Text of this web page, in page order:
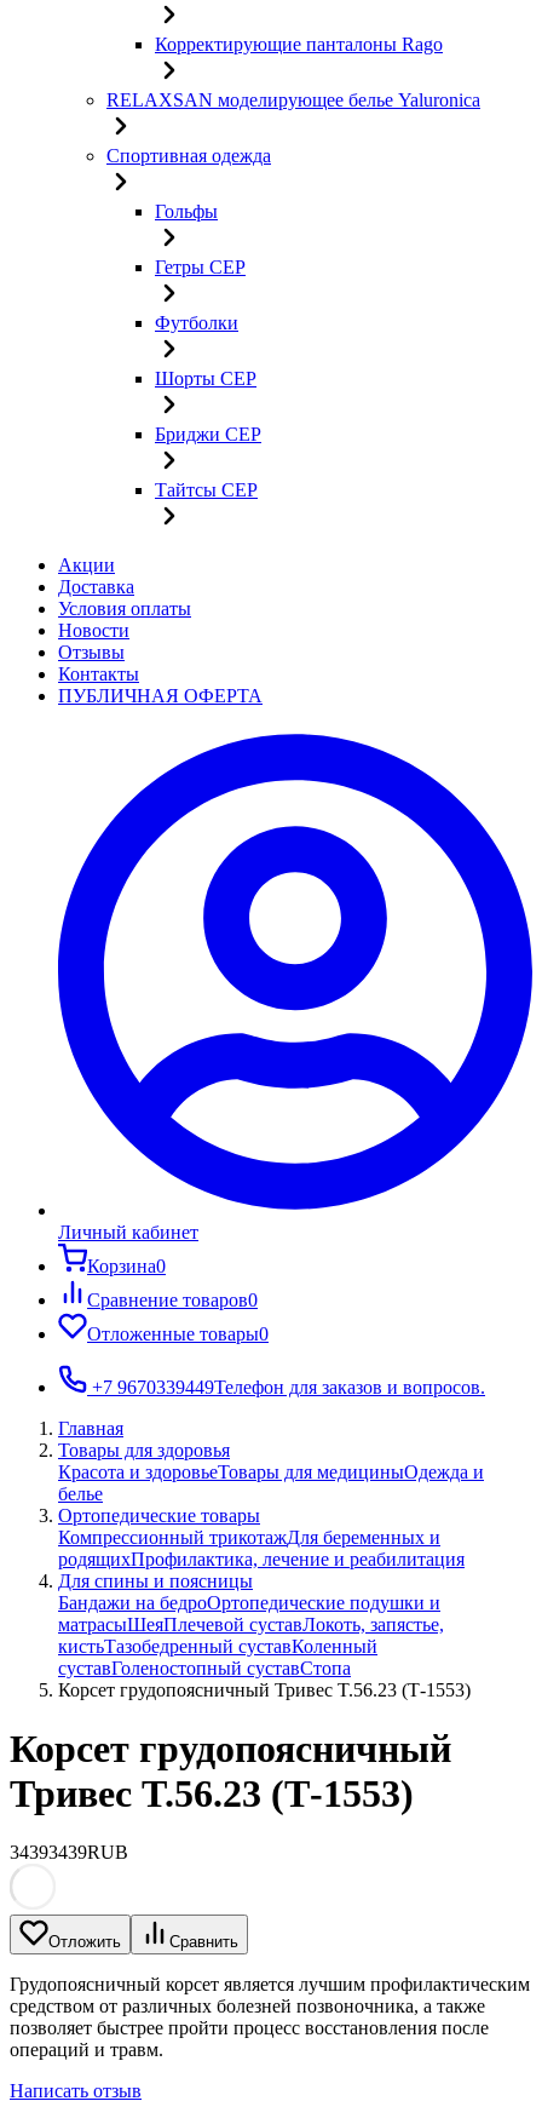
Корректирующие панталоны Rago
RELAXSAN моделирующее белье Yaluroniсa
Спортивная одежда
Гольфы
Гетры CEP
Футболки
Шорты CEP
Бриджи CEP
Тайтсы CEP
Акции
Доставка
Условия оплаты
Новости
Отзывы
Контакты
ПУБЛИЧНАЯ ОФЕРТА
Личный кабинет
Корзина0
Сравнение товаров0
Отложенные товары0
+7 9670339449Телефон для заказов и вопросов.
Главная
Товары для здоровья
Красота и здоровьеТовары для медициныОдежда и
белье
Ортопедические товары
Компрессионный трикотажДля беременных и
родящихПрофилактика, лечение и реабилитация
Для спины и поясницы
Бандажи на бедроОртопедические подушки и
матрасыШеяПлечевой суставЛокоть, запястье,
кистьТазобедренный суставКоленный
суставГоленостопный суставСтопа
Корсет грудопоясничный Тривес T.56.23 (Т-1553)
Корсет грудопоясничный
Тривес T.56.23 (Т-1553)
34393439RUB
Отложить Сравнить
Грудопоясничный корсет является лучшим профилактическим
средством от различных болезней позвоночника, а также
позволяет быстрее пройти процесс восстановления после
операций и травм.
Написать отзыв